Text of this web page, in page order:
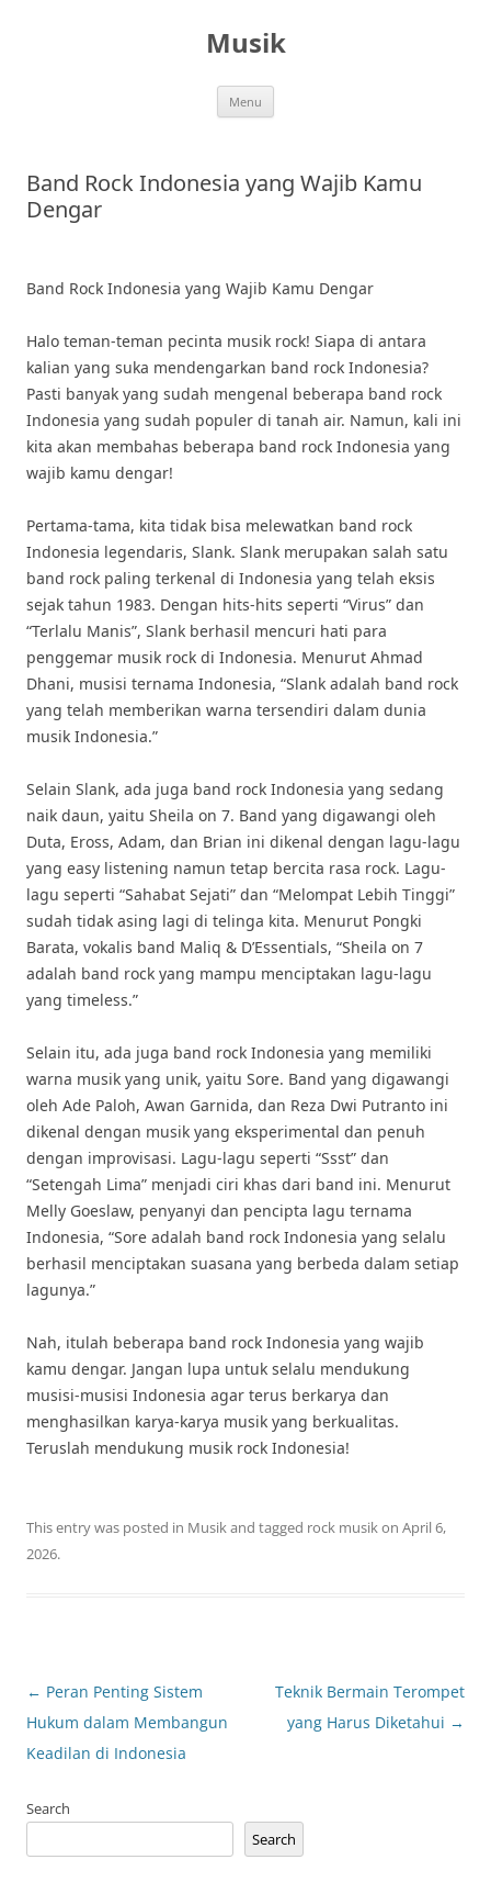
Musik
Menu
Band Rock Indonesia yang Wajib Kamu
Dengar
Band Rock Indonesia yang Wajib Kamu Dengar
Halo teman-teman pecinta musik rock! Siapa di antara
kalian yang suka mendengarkan band rock Indonesia?
Pasti banyak yang sudah mengenal beberapa band rock
Indonesia yang sudah populer di tanah air. Namun, kali ini
kita akan membahas beberapa band rock Indonesia yang
wajib kamu dengar!
Pertama-tama, kita tidak bisa melewatkan band rock
Indonesia legendaris, Slank. Slank merupakan salah satu
band rock paling terkenal di Indonesia yang telah eksis
sejak tahun 1983. Dengan hits-hits seperti “Virus” dan
“Terlalu Manis”, Slank berhasil mencuri hati para
penggemar musik rock di Indonesia. Menurut Ahmad
Dhani, musisi ternama Indonesia, “Slank adalah band rock
yang telah memberikan warna tersendiri dalam dunia
musik Indonesia.”
Selain Slank, ada juga band rock Indonesia yang sedang
naik daun, yaitu Sheila on 7. Band yang digawangi oleh
Duta, Eross, Adam, dan Brian ini dikenal dengan lagu-lagu
yang easy listening namun tetap bercita rasa rock. Lagu-
lagu seperti “Sahabat Sejati” dan “Melompat Lebih Tinggi”
sudah tidak asing lagi di telinga kita. Menurut Pongki
Barata, vokalis band Maliq & D’Essentials, “Sheila on 7
adalah band rock yang mampu menciptakan lagu-lagu
yang timeless.”
Selain itu, ada juga band rock Indonesia yang memiliki
warna musik yang unik, yaitu Sore. Band yang digawangi
oleh Ade Paloh, Awan Garnida, dan Reza Dwi Putranto ini
dikenal dengan musik yang eksperimental dan penuh
dengan improvisasi. Lagu-lagu seperti “Ssst” dan
“Setengah Lima” menjadi ciri khas dari band ini. Menurut
Melly Goeslaw, penyanyi dan pencipta lagu ternama
Indonesia, “Sore adalah band rock Indonesia yang selalu
berhasil menciptakan suasana yang berbeda dalam setiap
lagunya.”
Nah, itulah beberapa band rock Indonesia yang wajib
kamu dengar. Jangan lupa untuk selalu mendukung
musisi-musisi Indonesia agar terus berkarya dan
menghasilkan karya-karya musik yang berkualitas.
Teruslah mendukung musik rock Indonesia!
This entry was posted in Musikand tagged rock musikon April 6,
2026.
Post
navigation
← Peran Penting Sistem
Hukum dalam Membangun
Keadilan di Indonesia
Teknik Bermain Terompet
yang Harus Diketahui →
Search
Search